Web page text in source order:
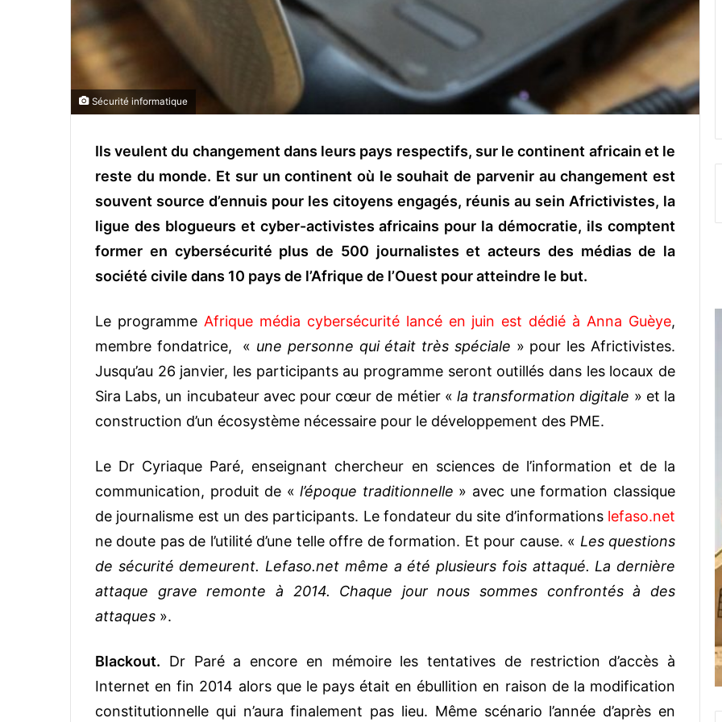
Sécurité informatique
Ils veulent du changement dans leurs pays respectifs, sur le continent africain et le
reste du monde. Et sur un continent où le souhait de parvenir au changement est
souvent source d’ennuis pour les citoyens engagés, réunis au sein Africtivistes, la
ligue des blogueurs et cyber-activistes africains pour la démocratie, ils comptent
former en cybersécurité plus de 500 journalistes et acteurs des médias de la
société civile dans 10 pays de l’Afrique de l’Ouest pour atteindre le but.
Le programme Afrique média cybersécurité lancé en juin est dédié à Anna Guèye,
membre fondatrice, « une personne qui était très spéciale » pour les Africtivistes.
Jusqu’au 26 janvier, les participants au programme seront outillés dans les locaux de
Sira Labs, un incubateur avec pour cœur de métier « la transformation digitale » et la
construction d’un écosystème nécessaire pour le développement des PME.
Le Dr Cyriaque Paré, enseignant chercheur en sciences de l’information et de la
communication, produit de « l’époque traditionnelle » avec une formation classique
de journalisme est un des participants. Le fondateur du site d’informations lefaso.net
ne doute pas de l’utilité d’une telle offre de formation. Et pour cause. « Les questions
de sécurité demeurent. Lefaso.net même a été plusieurs fois attaqué. La dernière
attaque grave remonte à 2014. Chaque jour nous sommes confrontés à des
attaques ».
Blackout. Dr Paré a encore en mémoire les tentatives de restriction d’accès à
Internet en fin 2014 alors que le pays était en ébullition en raison de la modification
constitutionnelle qui n’aura finalement pas lieu. Même scénario l’année d’après en